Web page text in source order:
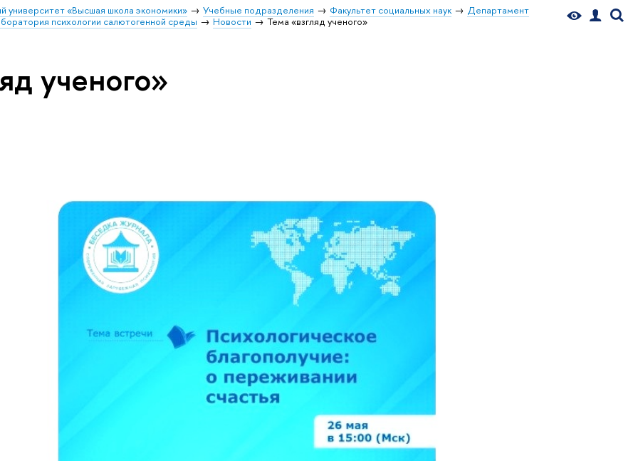
университет «Высшая школа экономики» Учебные подразделения Факультет социальных наук
Департамент
психологии салютогенной среды
Новости Тема «взгляд ученого»
ученого»